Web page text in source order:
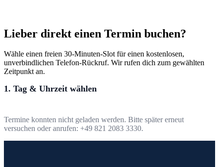
Lieber direkt einen Termin buchen?
Wähle einen freien 30-Minuten-Slot für einen kostenlosen,
unverbindlichen Telefon-Rückruf. Wir rufen dich zum gewählten
Zeitpunkt an.
1. Tag & Uhrzeit wählen
Termine konnten nicht geladen werden. Bitte später erneut
versuchen oder anrufen: +49 821 2083 3330.